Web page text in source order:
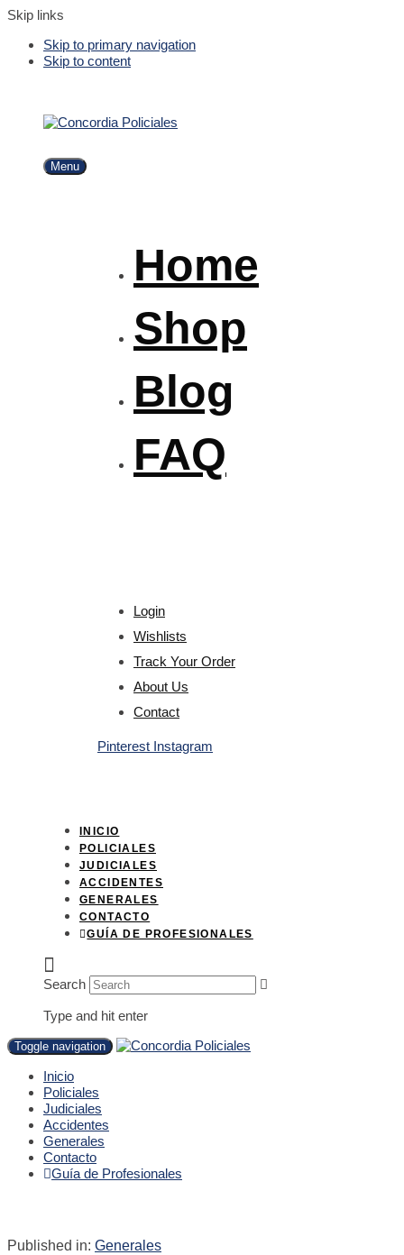
Skip links
Skip to primary navigation
Skip to content
Menu
Home
Shop
Blog
FAQ
Login
Wishlists
Track Your Order
About Us
Contact
Pinterest Instagram
INICIO
POLICIALES
JUDICIALES
ACCIDENTES
GENERALES
CONTACTO
GUÍA DE PROFESIONALES
Search
Type and hit enter
Toggle navigation
Inicio
Policiales
Judiciales
Accidentes
Generales
Contacto
Guía de Profesionales
Published in: Generales